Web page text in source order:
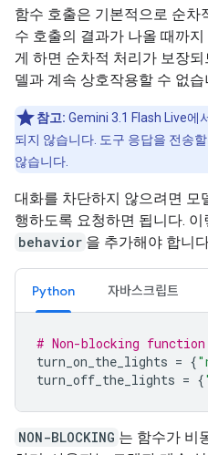
함수 호출은 기본적으로 순차
수 호출의 결과가 나올 때까
게 하면 순차적 처리가 보장
델과 계속 상호작용할 수 없습
참고: Gemini 3.1 Flash Live에
되지 않습니다. 도구 응답을 전송
않습니다.
대화를 차단하지 않으려면 모
행하도록 요청하면 됩니다.
behavior 을 추가해야 합니
Python 자바스크립트
# Non-blocking
turn_on_the_lights = {
turn_off_the_lights = {
NON-BLOCKING 는 함수가 비